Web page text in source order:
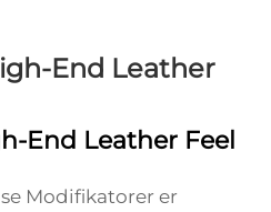
End Leather
End Leather Feel
Modifikatorer er